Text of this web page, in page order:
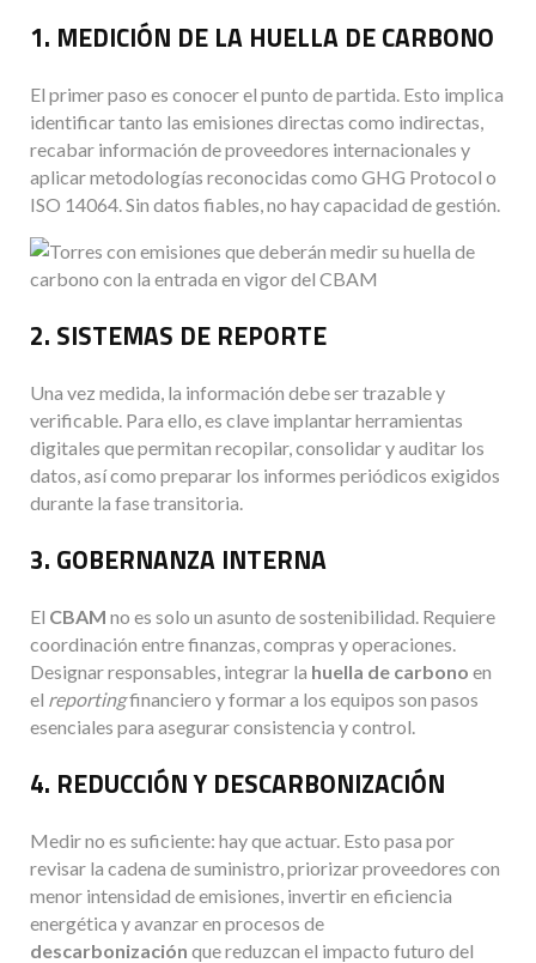
1. MEDICIÓN DE LA HUELLA DE CARBONO
El primer paso es conocer el punto de partida. Esto implica
identificar tanto las emisiones directas como indirectas,
recabar información de proveedores internacionales y
aplicar metodologías reconocidas como GHG Protocol o
ISO 14064. Sin datos fiables, no hay capacidad de gestión.
2. SISTEMAS DE REPORTE
Una vez medida, la información debe ser trazable y
verificable. Para ello, es clave implantar herramientas
digitales que permitan recopilar, consolidar y auditar los
datos, así como preparar los informes periódicos exigidos
durante la fase transitoria.
3. GOBERNANZA INTERNA
El CBAM no es solo un asunto de sostenibilidad. Requiere
coordinación entre finanzas, compras y operaciones.
Designar responsables, integrar la huella de carbono en
el reportingfinanciero y formar a los equipos son pasos
esenciales para asegurar consistencia y control.
4. REDUCCIÓN Y DESCARBONIZACIÓN
Medir no es suficiente: hay que actuar. Esto pasa por
revisar la cadena de suministro, priorizar proveedores con
menor intensidad de emisiones, invertir en eficiencia
energética y avanzar en procesos de
descarbonización que reduzcan el impacto futuro del